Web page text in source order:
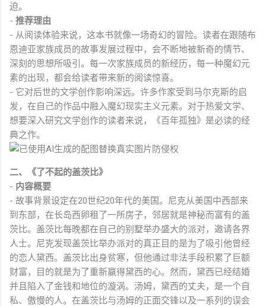
迫。
- 推荐理由
- 从阅读体验来说，这本书就像一场奇幻的冒险。读者在跟随布
恩迪亚家族成员的故事发展过程中，会不断地被新奇的情节、
深刻的思想所吸引。每一次家族成员的新经历，每一种魔幻元
素的出现，都会给读者带来新的阅读惊喜。
- 它对后世的文学创作影响深远。许多作家受到马尔克斯的启
发，在自己的作品中融入魔幻现实主义元素。对于热爱文学、
想要深入研究文学创作的读者来说，《百年孤独》是必读的经
典之作。
二、《了不起的盖茨比》
- 内容概要
- 故事背景设定在20世纪20年代的美国。尼克从美国中西部来
到东部，在长岛西卵租了一所房子，邻居就是神秘而富有的盖
茨比。盖茨比每晚都在自己的别墅举办盛大的派对，邀请各界
人士。尼克发现盖茨比举办派对的真正目的是为了吸引他曾经
的恋人黛西。盖茨比出身贫寒，但他通过非法手段积累了巨额
财富，目的就是为了重新赢得黛西的心。然而，黛西已经结婚
并且陷入了金钱和地位的漩涡。汤姆，黛西的丈夫，是一个自
私、傲慢的人。在盖茨比与汤姆的正面交锋以及一系列的误会